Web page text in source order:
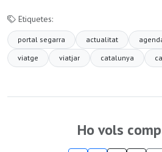
Etiquetes:
portal segarra actualitat
viatge
viatjar catalunya
Ho vols